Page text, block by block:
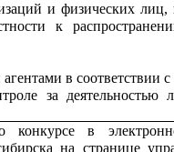
и физических
к
в соответствии
за деятельностью
конкурсе в
на странице